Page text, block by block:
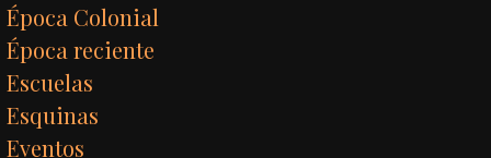
Época Colonial
Época reciente
Escuelas
Esquinas
Eventos